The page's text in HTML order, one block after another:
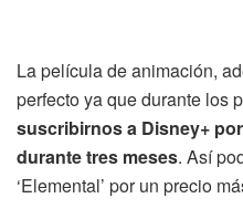
La película de animación,
perfecto ya que durante los
suscribirnos a Disney+
durante tres meses. Así
‘Elemental’ por un precio